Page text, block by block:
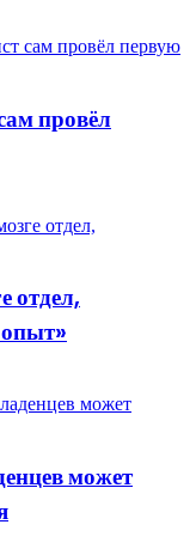
провёл
отдел,
может